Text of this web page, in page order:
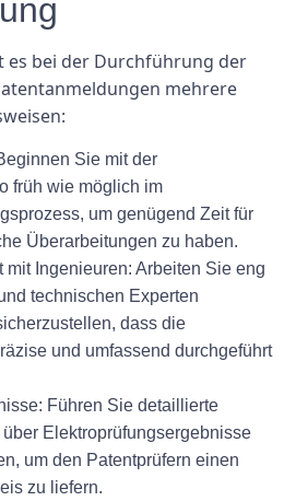
es bei der Durchführung der
mehrere
Sie mit der
früh wie möglich im
um genügend Zeit für
Überarbeitungen zu haben.
mit Ingenieuren: Arbeiten Sie eng
technischen Experten
dass die
und umfassend durchgeführt
Führen Sie detaillierte
Elektroprüfungsergebnisse
um den Patentprüfern einen
zu liefern.